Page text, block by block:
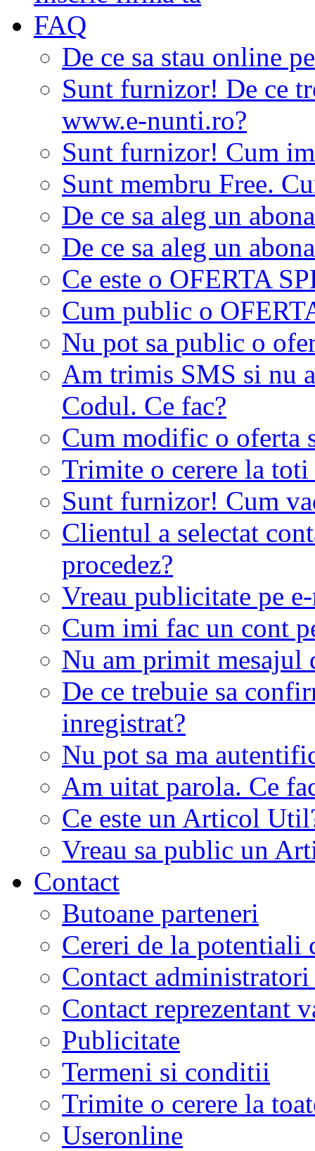
FAQ
De ce sa stau online
Sunt furnizor! De ce
www.e-nunti.ro?
Sunt furnizor! Cum
Sunt membru Free.
De ce sa aleg un
De ce sa aleg un
Ce este o OFERTA
Cum public o
Nu pot sa public o
Am trimis SMS si nu
Codul. Ce fac?
Cum modific o oferta
Trimite o cerere la
Sunt furnizor! Cum
Clientul a selectat
procedez?
Vreau publicitate pe
Cum imi fac un cont
Nu am primit mesajul
De ce trebuie sa
inregistrat?
Nu pot sa ma
Am uitat parola. Ce
Ce este un Articol
Vreau sa public un
Contact
Butoane parteneri
Cereri de la potentiali
Contact
Contact reprezentant
Publicitate
Termeni si conditii
Trimite o cerere la
Useronline